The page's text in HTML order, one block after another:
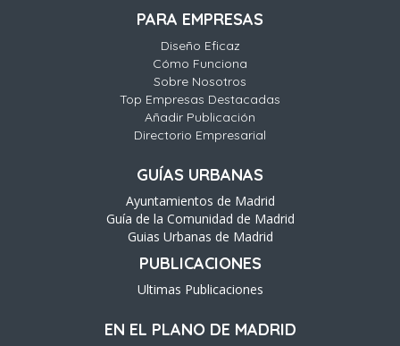
PARA EMPRESAS
Diseño Eficaz
Cómo Funciona
Sobre Nosotros
Top Empresas Destacadas
Añadir Publicación
Directorio Empresarial
GUÍAS URBANAS
Ayuntamientos de Madrid
Guía de la Comunidad de Madrid
Guias Urbanas de Madrid
PUBLICACIONES
Ultimas Publicaciones
EN EL PLANO DE MADRID